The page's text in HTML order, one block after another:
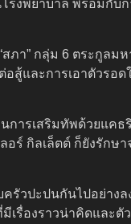
รงพยาบาล พร้อมกับ
ภา” กลุ่ม 6 ตระกูล
อสู้และการเอาตัวรอ
การเสริมทัพด้วยแคธ
ร์ กิลเล็ตต์ ก็ยังรักษ
รัวปะปนกันไปอย่างล
เรื่องราวน่าคิดและ